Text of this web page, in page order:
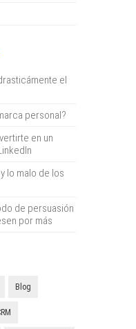
el
personal?
en un
lo malo de los
de persuasión
por más
Blog